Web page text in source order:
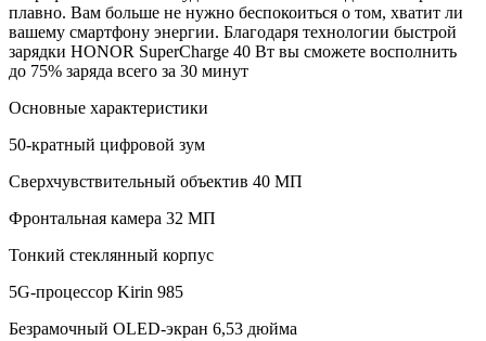
плавно. Вам больше не нужно беспокоиться о том, хватит ли
вашему смартфону энергии. Благодаря технологии быстрой
зарядки HONOR SuperCharge 40 Вт вы сможете восполнить
до 75% заряда всего за 30 минут
Основные характеристики
50-кратный цифровой зум
Сверхчувствительный объектив 40 МП
Фронтальная камера 32 МП
Тонкий стеклянный корпус
5G-процессор Kirin 985
Безрамочный OLED-экран 6,53 дюйма